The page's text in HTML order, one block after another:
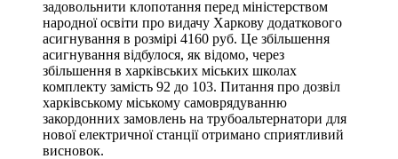
задовольнити клопотання перед міністерством
народної освіти про видачу Харкову додаткового
асигнування в розмірі 4160 руб. Це збільшення
асигнування відбулося, як відомо, через
збільшення в харківських міських школах
комплекту замість 92 до 103. Питання про дозвіл
харківському міському самоврядуванню
закордонних замовлень на трубоальтернатори для
нової електричної станції отримано сприятливий
висновок.